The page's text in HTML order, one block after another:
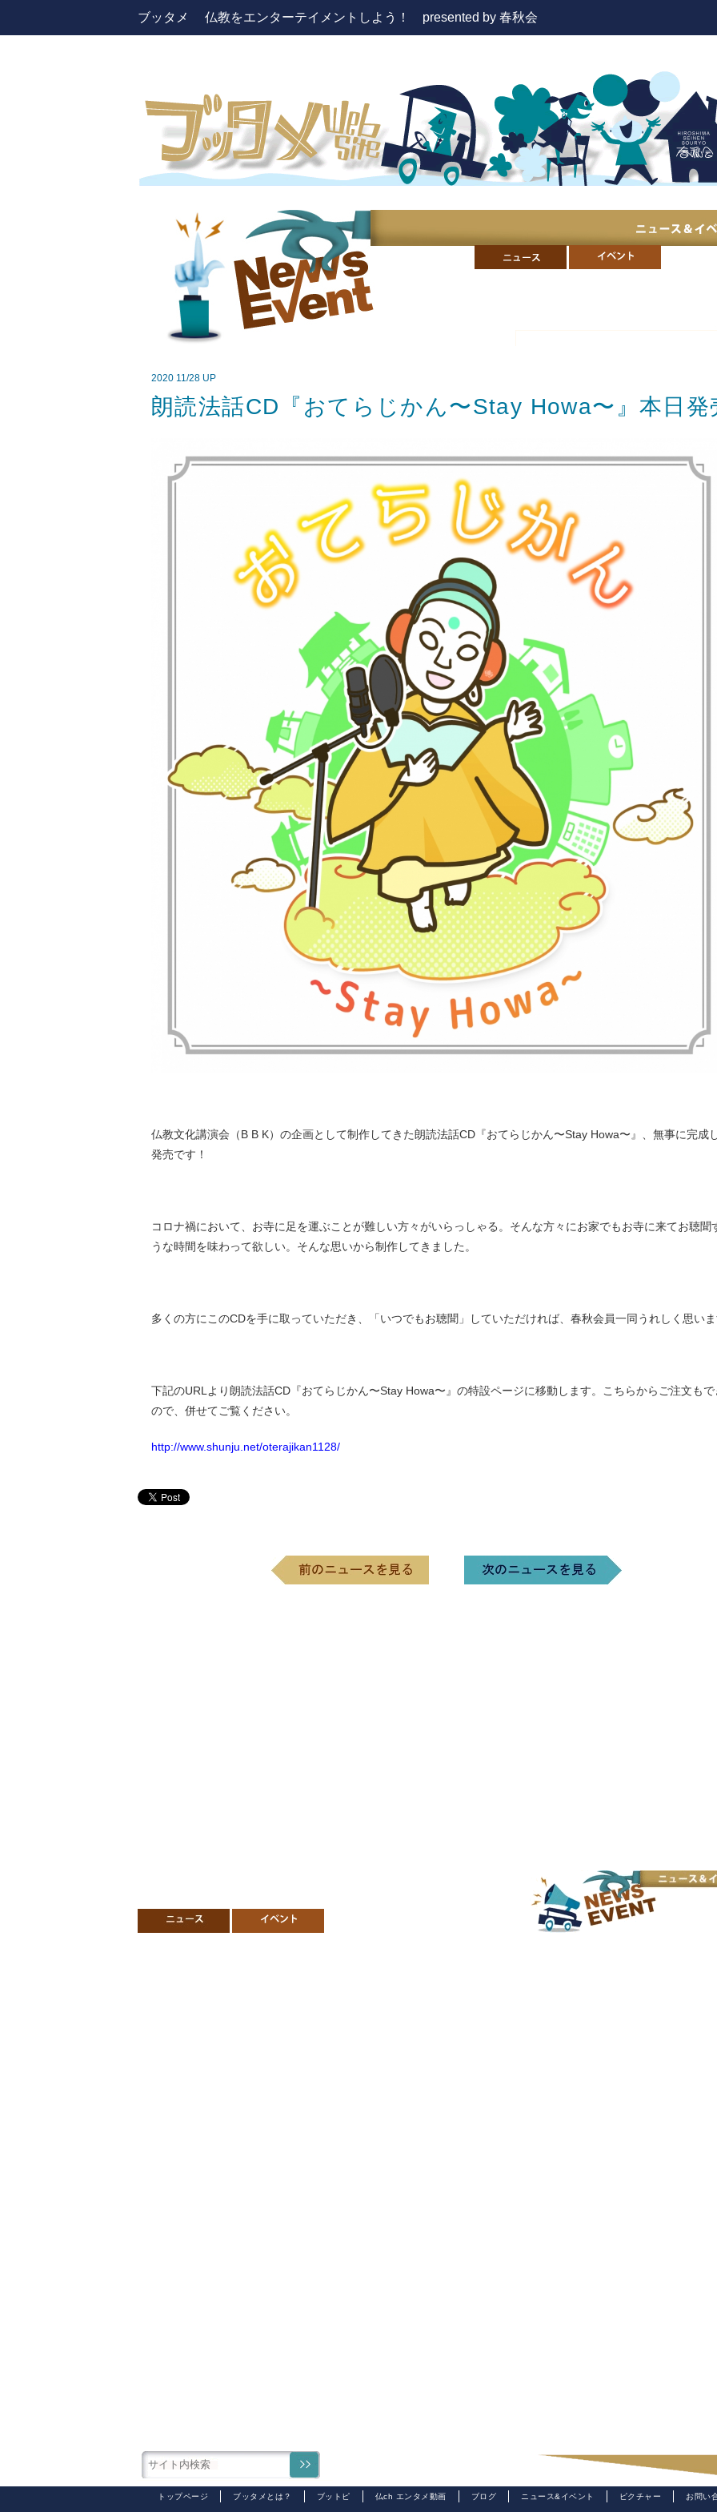
ブッタメ 仏教をエンターテイメントしよう！ presented by 春秋会
2020 11/28 UP
朗読法話CD『おてらじかん〜Stay Howa〜』本日発
仏教文化講演会（B B K）の企画として制作してきた朗読法話CD『おてらじかん〜Stay Howa〜』、無事に完成
発売です！
コロナ禍において、お寺に足を運ぶことが難しい方々がいらっしゃる。そんな方々にお家でもお寺に来てお聴聞
うな時間を味わって欲しい。そんな思いから制作してきました。
多くの方にこのCDを手に取っていただき、「いつでもお聴聞」していただければ、春秋会員一同うれしく思い
下記のURLより朗読法話CD『おてらじかん〜Stay Howa〜』の特設ページに移動します。こちらからご注文も
ので、併せてご覧ください。
http://www.shunju.net/oterajikan1128/
トップページ ブッタメとは？ ブットピ 仏ch エンタメ動画 ブログ ニュース&イベント ピクチャー お問い